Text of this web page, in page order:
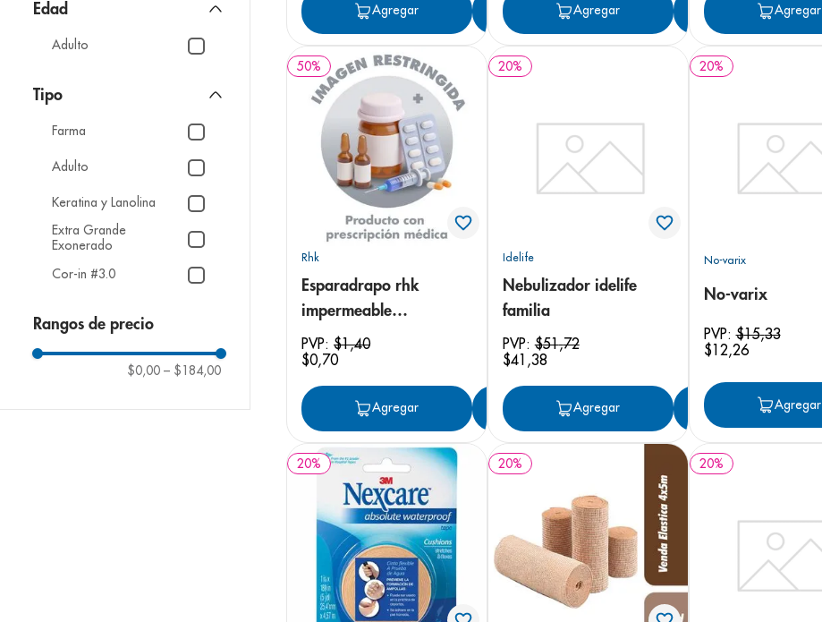
Idelife
Happy Care
Mostrar 13 más
Edad
Adulto
Tipo
Farma
Adulto
Keratina y Lanolina
Extra Grande
Exonerado
Cor-in #3.0
Aluminio Plegable
Rangos de precio
$0,00 – $184,00
Agregar AgregarAgregar AgregarAgregar
50%
Rhk
Esparadrapo rhk
impermeable
1.25cmx1m
PVP: $1,40
$0,70
Agregar Agregar
20%
Idelife
Nebulizador idelife
familia
PVP:$51,72
$41 ,38
Agregar Agregar
20%
No-varix
No-varix
PVP:$15,33
$12,26
Agregar
20% 20% 20%